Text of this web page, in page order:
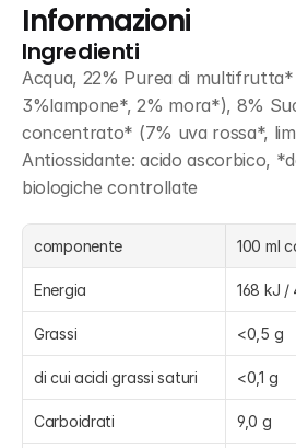
Informazioni
Ingredienti
Acqua, 22% Purea di
3%lampone*, 2% mora*), 8%
concentrato* (7% uva rossa*,
Antiossidante: acido ascorbico,
biologiche controllate
componente 100 ml
Energia 168 kJ /
Grassi <0,5 g
di cui acidi grassi saturi <0,1 g
Carboidrati 9,0 g